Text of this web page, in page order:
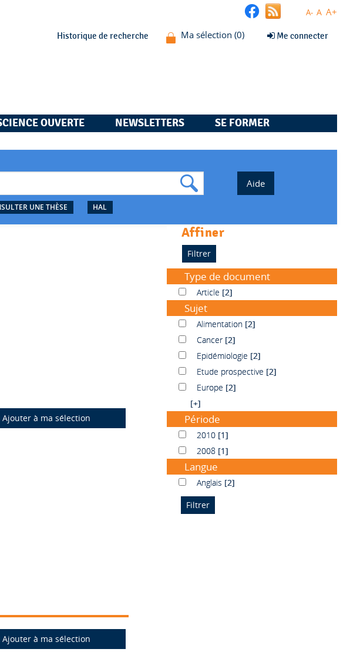
A- A A+
Historique de recherche Me connecter
OUVERTE NEWSLETTERS SE FORMER
UNE THÈSE HAL
Ajouter à ma sélection
Ajouter à ma sélection
affiner
Type de document
ArticleArticle [2]
Sujet
Alimentation
Alimentation [2]
CancerCancer [2]
Epidémiologie
Epidémiologie [2]
Etude prospective
Etude prospective [2]
EuropeEurope [2]
[+]
Période
20102010 [1]
20082008 [1]
Langue
AnglaisAnglais [2]